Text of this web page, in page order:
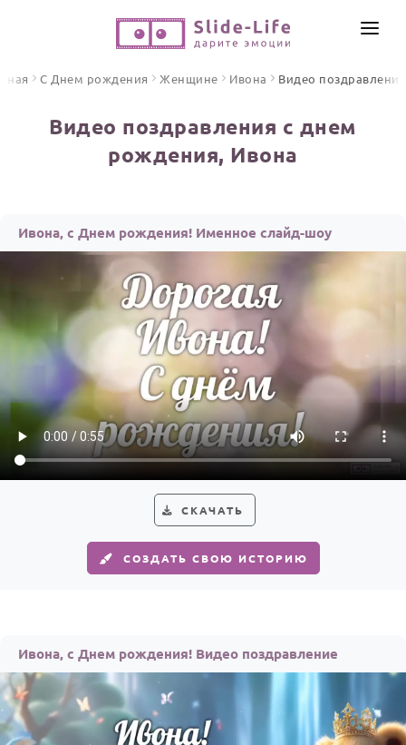
ПО ФОРМАТУ
Открытки
Стихи и тексты
ПРАЗДНИКИ
С Днем рождения
Юбилей
Свадьба
Годовщина свадьбы
Календарь праздников
Женщине
Мужчине
Детям
Все родственники
ПЕРСОНАЛЬНЫЕ
ИНСТРУМЕНТЫ
ОТЗЫВЫ
С Днем рождения Женщине Ивона Видео поздравления
Видео поздравления с днем
рождения, Ивона
Ивона, с Днем рождения! Именное слайд-шоу
СКАЧАТЬ
СОЗДАТЬ СВОЮ ИСТОРИЮ
Ивона, с Днем рождения! Видео поздравление